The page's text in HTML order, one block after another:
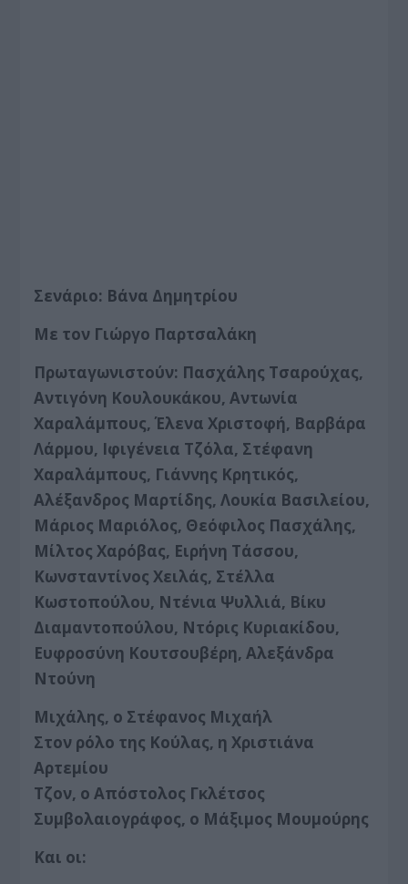
Σενάριο: Βάνα Δημητρίου
Με τον Γιώργο Παρτσαλάκη
Πρωταγωνιστούν: Πασχάλης Τσαρούχας,
Αντιγόνη Κουλουκάκου, Αντωνία
Χαραλάμπους, Έλενα Χριστοφή, Βαρβάρα
Λάρμου, Ιφιγένεια Τζόλα, Στέφανη
Χαραλάμπους, Γιάννης Κρητικός,
Αλέξανδρος Μαρτίδης, Λουκία Βασιλείου,
Μάριος Μαριόλος, Θεόφιλος Πασχάλης,
Μίλτος Χαρόβας, Ειρήνη Τάσσου,
Κωνσταντίνος Χειλάς, Στέλλα
Κωστοπούλου, Ντένια Ψυλλιά, Βίκυ
Διαμαντοπούλου, Ντόρις Κυριακίδου,
Ευφροσύνη Κουτσουβέρη, Αλεξάνδρα
Ντούνη
Μιχάλης, ο Στέφανος Μιχαήλ
Στον ρόλο της Κούλας, η Χριστιάνα
Αρτεμίου
Τζον, ο Απόστολος Γκλέτσος
Συμβολαιογράφος, ο Μάξιμος Μουμούρης
Και οι: